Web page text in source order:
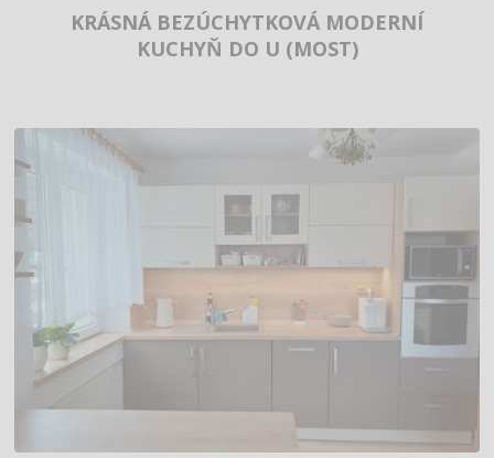
KRÁSNÁ BEZÚCHYTKOVÁ MODERNÍ
KUCHYŇ DO U (MOST)